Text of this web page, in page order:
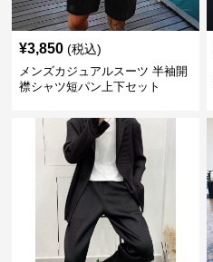
¥3,850 (税込)
メンズカジュアルスーツ 半袖開
襟シャツ短パン上下セット